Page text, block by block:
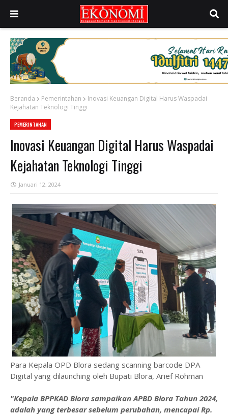
Beranda Pemerintahan
Inovasi Keuangan Digital Harus Waspadai
Kejahatan Teknologi Tinggi
PEMERINTAHAN
Inovasi Keuangan Digital Harus Waspadai
Kejahatan Teknologi Tinggi
Januari 12, 2024
Para Kepala OPD Blora sedang scanning barcode DPA
Digital yang dilaunching oleh Bupati Blora, Arief Rohman
"Kepala BPPKAD Blora sampaikan APBD Blora Tahun 2024,
adalah yang terbesar sebelum perubahan, mencapai Rp.